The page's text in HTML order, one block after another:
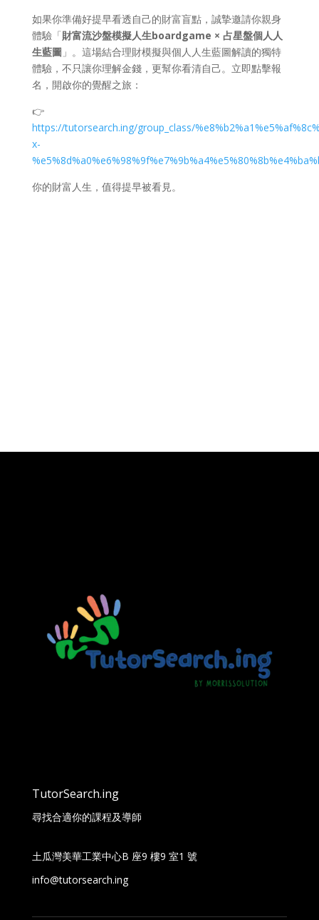
如果你準備好提早看透自己的財富盲點，誠摯邀請你親身
體驗「財富流沙盤模擬人生boardgame × 占星盤個人人
生藍圖 」。這場結合理財模擬與個人人生藍圖解讀的獨特
體驗，不只讓你理解金錢，更幫你看清自己。立即點擊報
名，開啟你的覺醒之旅：
👉
https://tutorsearch.ing/group_class/
x-
你的財富人生，值得提早被看見。
TutorSearch.ing
尋找合適你的課程及導師
土瓜灣美華工業中心B 座9 樓9 室1 號
info@tutorsearch.ing